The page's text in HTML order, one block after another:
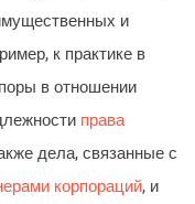
и
к практике в
в отношении
права
дела, связанные с
корпораций, и